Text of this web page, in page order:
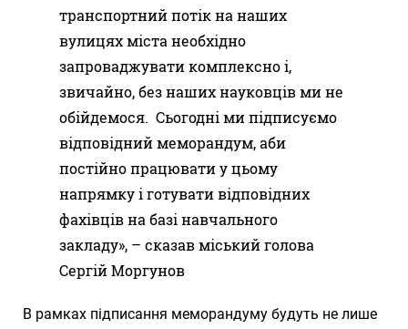
транспортний потік на наших
вулицях міста необхідно
запроваджувати комплексно і,
звичайно, без наших науковців ми не
обійдемося. Сьогодні ми підписуємо
відповідний меморандум, аби
постійно працювати у цьому
напрямку і готувати відповідних
фахівців на базі навчального
закладу», – сказав міський голова
Сергій Моргунов
В рамках підписання меморандуму будуть не лише